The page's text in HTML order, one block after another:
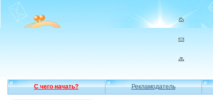
С чего начать? Рекламодатель